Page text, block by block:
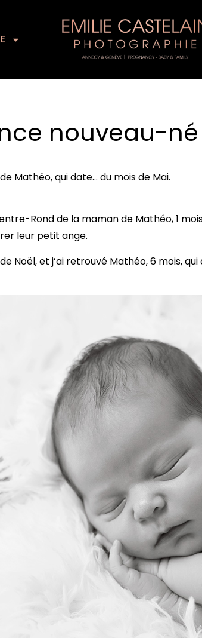
L’EXPERIENCE SUPPORTS
nouveau-
Mathéo, qui date… du mois de Mai.
Rond de la maman de Mathéo, 1
leur petit ange.
Noël, et j’ai retrouvé Mathéo, 6 mois,